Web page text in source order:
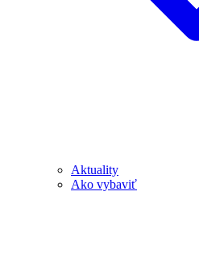
Aktuality
Ako vybaviť